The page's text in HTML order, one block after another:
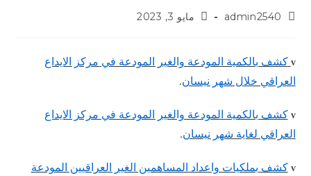
admin2540 مايو 3, 2023
v كشف بالكمية المودعة والغير المودعة في مركز الايداع
العراقي خلال شهر نيسان.
v كشف بالكمية المودعة والغير المودعة في مركز الايداع
العراقي لغاية شهر نيسان.
v كشف بملكيات واعداد المساهمين الغير العراقيين المودعة